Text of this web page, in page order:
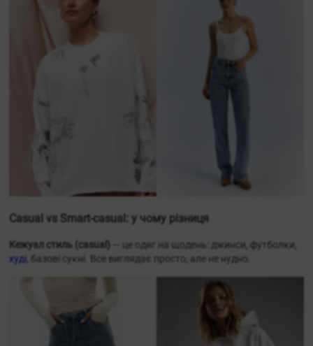
Casual vs Smart-casual: у чому різниця
Кежуал стиль (casual)
— це одяг на щодень: джинси, футболки,
худі , базові сукні. Все виглядає просто, але не нудно.